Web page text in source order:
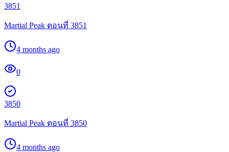
3851
Martial Peak ตอนที่ 3851
4 months ago
0
3850
Martial Peak ตอนที่ 3850
4 months ago